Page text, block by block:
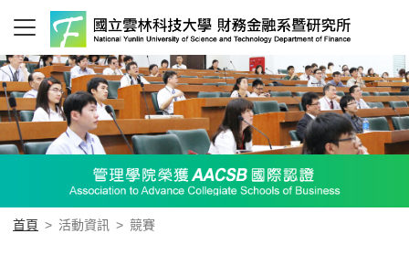
首頁 > 活動資訊 > 競賽